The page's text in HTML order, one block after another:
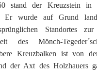
stand der Kreuzstein in
Er wurde auf Grund
Standortes
des Mönch-
Kreuzbalken ist von
der Axt des Holzhauers